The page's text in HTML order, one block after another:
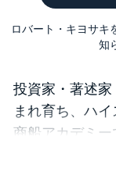
ロバート・キヨサキ
知
投資家・著述
まれ育ち、ハ
商船アカデミー
士官、 ヘリ